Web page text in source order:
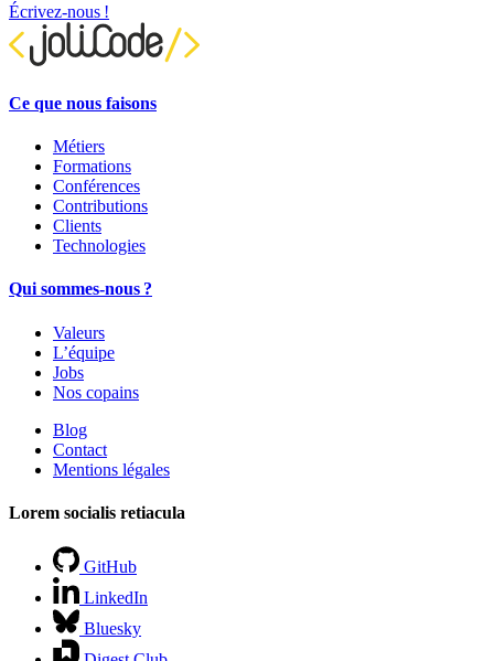
Écrivez-nous !
Ce que nous faisons
Métiers
Formations
Conférences
Contributions
Clients
Technologies
Qui sommes-nous ?
Valeurs
L’équipe
Jobs
Nos copains
Blog
Contact
Mentions légales
Lorem socialis retiacula
GitHub
LinkedIn
Bluesky